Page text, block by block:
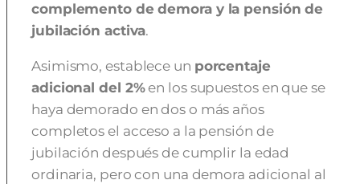
complemento de demora y la pensión de
jubilación activa.
Asimismo, establece un porcentaje
adicional del 2%en los supuestos en que se
haya demorado en dos o más años
completos el acceso a la pensión de
jubilación después de cumplir la edad
ordinaria, pero con una demora adicional al